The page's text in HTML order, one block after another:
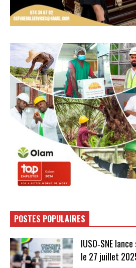
POSTES POPULAIRES
IUSO‑SNE
le 27 juillet